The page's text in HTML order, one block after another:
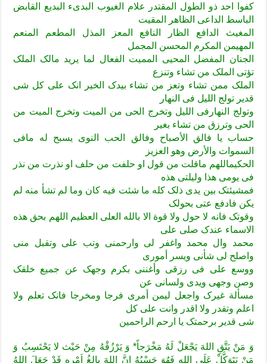
کفوا احد ذو الطول المقتدر علام الغیوب البدیء البدیع القابض
الباسط الداعی الظاهر المقیت
المغیث الدافع الظار النافع المعز المذل المطعم المنعم
المهیمن المکرم المحسن المجمل
الجنان المفضل المحیی الممیت الفعال لما یرید مالک الملک
تؤتی الملک من تشاء وتنزع
الملک ممن تشاء وتعز من تشاء بیدک الخیر انک علی کل شی
قدیر تولج اللیل فی النهار
وتولج النهارفی اللیل وتخرج الحی من المیت وتخرج المیت من
الحی وترزق من تشاء بغیر
حساب یا فالق الأصباح وفالق الحب النوی یسبح له مافی
السموات والأرض وهو العزیز
الحکیماللهم ماقلت من قول او حلفت من حلف او نذرت من نذر
فی یومی هذا ولیلتی هذه
فمشیئتک بین یدی ذلک کله ما شئت فیه کان وما لم تشأ منه لم
یکن فادفع عتی بحولک
وقوتک فانه لا حول ولا قوة الا بالله العلی العظیم اللهم بحق هذه
الاسماء عندک صلی علی
محمد وال محمد واغفر لی وارحمنی وتب علی وتقبل منی
واصلح لی شأنی ویسر أموری
ووسع علی فی رزقی وأغننی بکرم وجهک عن جمیع خلقک
وصن وجهی ویدی ولسانی عن
مسألة غیرک واجعل لیمن أمری فرجا ومخرجا فانک تعلم ولا
اعلم وتقدر ولا اقدر وانت علی کل
شی قدیر برحمتک یا ارحم الراحمین
وَ مَنْ یَتَّقِ اللهَ یَجْعَلْ لَهُ مَخْرَجاً* وَ یَرْزُقْهُ مِنْ حَیْث لا یَحْتَسِبُ وَ
مَنْ یَتَوَکَّلْ عَلَى اللهِ فَهُوَ حَسْبُهُ اِنَّ اللهَ بالِغُ اَمْرِهِ قَدْ جَعَلَ اللهُ